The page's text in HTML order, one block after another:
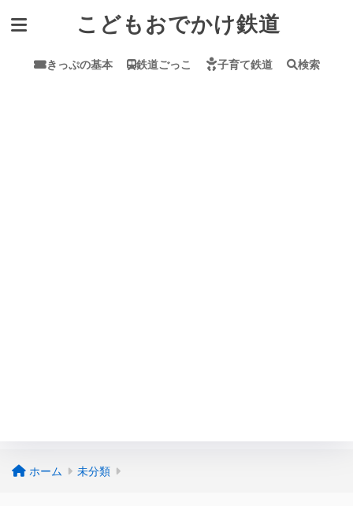
こどもおでかけ鉄道
きっぷの基本 鉄道ごっこ 子育て鉄道 検索
ホーム 未分類